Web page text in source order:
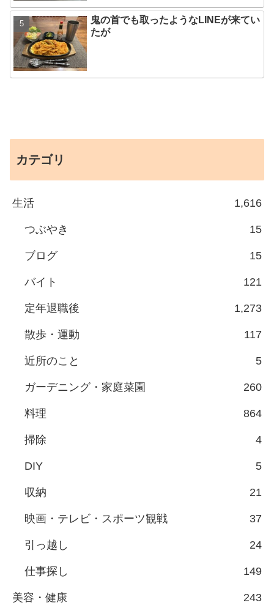
鬼の首でも取ったようなLINEが来てい
たが
カテゴリ
生活 1,616
つぶやき 15
ブログ 15
バイト 121
定年退職後 1,273
散歩・運動 117
近所のこと 5
ガーデニング・家庭菜園 260
料理 864
掃除 4
DIY 5
収納 21
映画・テレビ・スポーツ観戦 37
引っ越し 24
仕事探し 149
美容・健康 243